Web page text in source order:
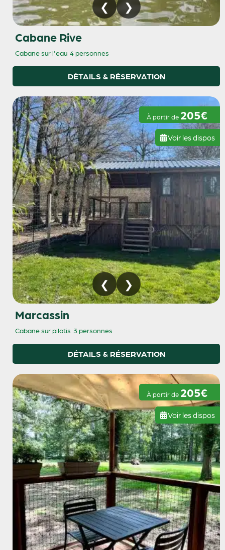
Cabane Rive
Cabane sur l'eau 4 personnes
DÉTAILS & RÉSERVATION
À partir de 205€
Voir les dispos
Marcassin
Cabane sur pilotis 3 personnes
DÉTAILS & RÉSERVATION
À partir de 205€
Voir les dispos